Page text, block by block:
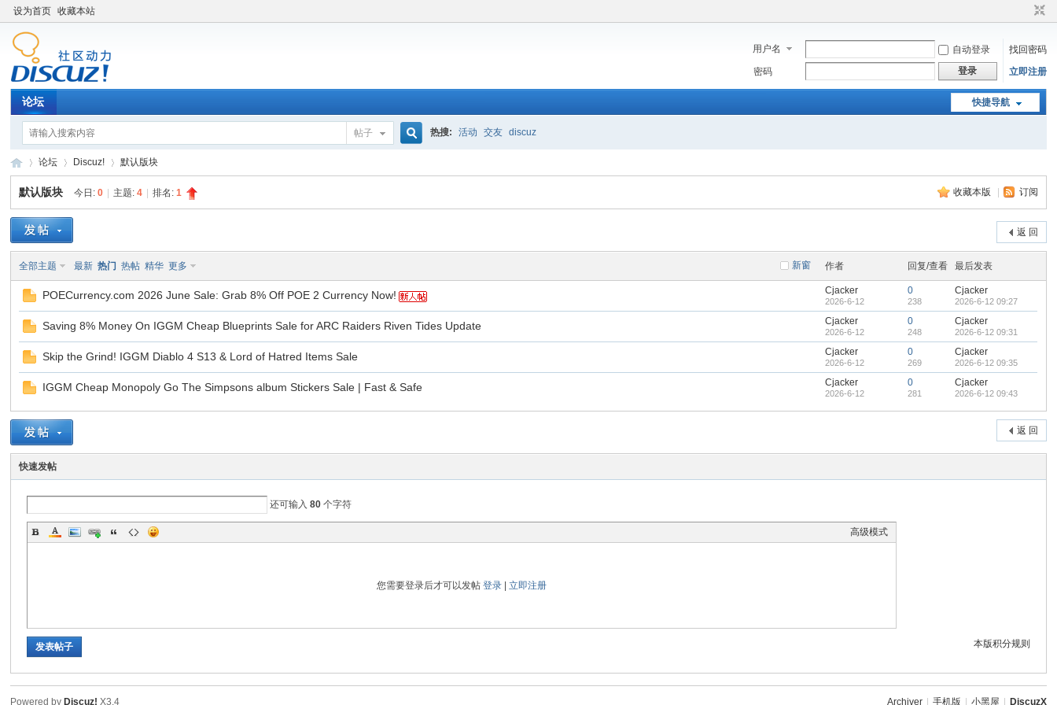
设为首页 收藏本站
用户名 自动登录
找回密码
密码
登录 立即注册
快捷导航
论坛
帖子 热搜: 活动 交友 discuz
Bo
»
论坛
›
Discuz! 默认版块
收藏本版 订阅
默认版块 今日:0 主题:4 排名:1
返 回
新窗
全部主题 最新 热门 热帖 精华 更多 作者 回复/查看 最后发表
POECurrency.com 2026 June Sale: Grab 8% Off POE 2 Currency Now! Cjacker
2026-6-12
0
238
Cjacker
2026-6-12 09:27
Saving 8% Money On IGGM Cheap Blueprints Sale for ARC Raiders Riven Tides Update Cjacker
2026-6-12
0
248
Cjacker
2026-6-12 09:31
Skip the Grind! IGGM Diablo 4 S13 & Lord of Hatred Items Sale Cjacker
2026-6-12
0
269
Cjacker
2026-6-12 09:35
IGGM Cheap Monopoly Go The Simpsons album Stickers Sale | Fast & Safe Cjacker
2026-6-12
0
281
Cjacker
2026-6-12 09:43
返 回
快速发帖
还可输入80 个字符
高级模式
您需要登录后才可以发帖 登录| 立即注册
本版积分规则
发表帖子
Archiver 手机版 小黑屋 DiscuzX
Powered by Discuz! X3.4